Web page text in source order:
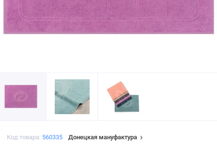
Код товара: 560335 Донецкая мануфактура